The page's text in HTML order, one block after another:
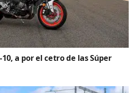
a por el cetro de las Súper